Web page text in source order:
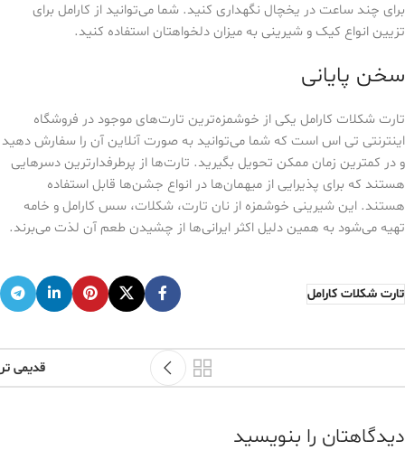
برای چند ساعت در یخچال نگهداری کنید. شما می‌توانید از کارامل برای
تزیین انواع کیک و شیرینی به میزان دلخواهتان استفاده کنید.
سخن پایانی
تارت شکلات کارامل یکی از خوشمزه‌ترین تارت‌های موجود در فروشگاه
اینترنتی تی اس است که شما می‌توانید به صورت آنلاین آن را سفارش دهید
و در کمترین زمان ممکن تحویل بگیرید. تارت‌ها از پرطرفدارترین دسرهایی
هستند که برای پذیرایی از میهمان‌ها در انواع جشن‌ها قابل استفاده
هستند. این شیرینی خوشمزه از نان تارت، شکلات، سس کارامل و خامه
تهیه می‌شود به همین دلیل اکثر ایرانی‌ها از چشیدن طعم آن لذت می‌برند.
تارت شکلات کارامل
قدیمی تر
دیدگاهتان را بنویسید